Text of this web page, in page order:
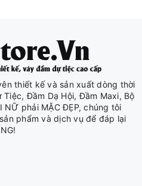
thiết kế và sản xuất dòng thời
Đầm Dạ Hội, Đầm Maxi, Bộ
phải MẶC ĐẸP, chúng tôi
phẩm và dịch vụ để đáp lại